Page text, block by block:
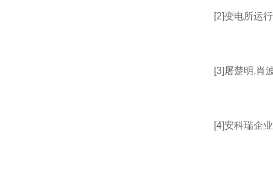
[2]变电所运
[3]屠楚明,肖
[4]安科瑞企